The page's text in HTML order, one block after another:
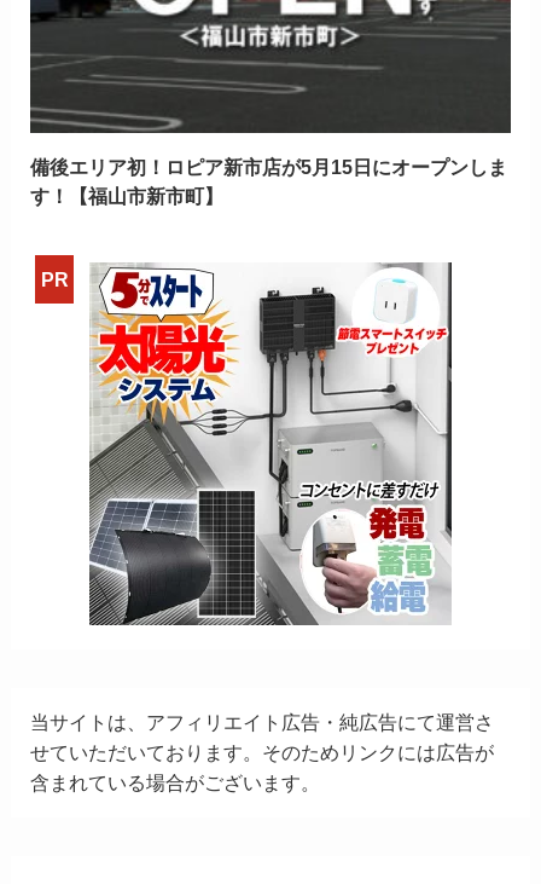
備後エリア初！ロピア新市店が5月15日にオープンしま
す！【福山市新市町】
当サイトは、アフィリエイト広告・純広告にて運営さ
せていただいております。そのためリンクには広告が
含まれている場合がございます。